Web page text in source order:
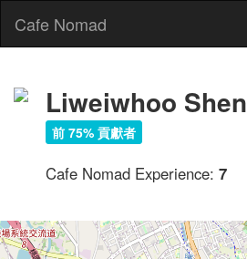
Cafe Nomad
Liweiwhoo Shen
前 75% 貢獻者
Cafe Nomad Experience: 7